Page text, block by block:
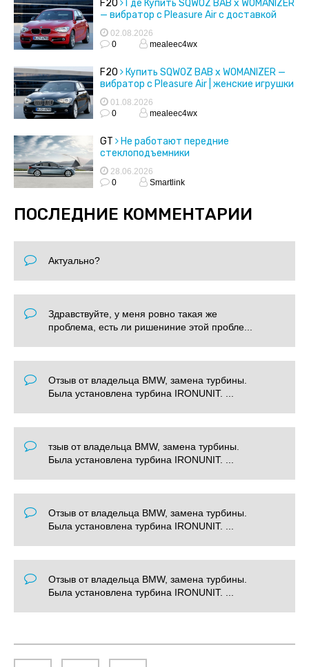
F20
Где Купить SQWOZ BAB x WOMANIZER
— вибратор с Pleasure Air с доставкой
02.08.2026
0
mealeec4wx
F20
Купить SQWOZ BAB x WOMANIZER —
вибратор с Pleasure Air | женские игрушки
01.08.2026
0
mealeec4wx
GT
Не работают передние
стеклоподъемники
28.06.2026
0
Smartlink
ПОСЛЕДНИЕ КОММЕНТАРИИ
Актуально?
Здравствуйте, у меня ровно такая же
проблема, есть ли ришениние этой пробле...
Отзыв от владельца BMW, замена турбины.
Была установлена турбина IRONUNIT. ...
тзыв от владельца BMW, замена турбины.
Была установлена турбина IRONUNIT. ...
Отзыв от владельца BMW, замена турбины.
Была установлена турбина IRONUNIT. ...
Отзыв от владельца BMW, замена турбины.
Была установлена турбина IRONUNIT. ...